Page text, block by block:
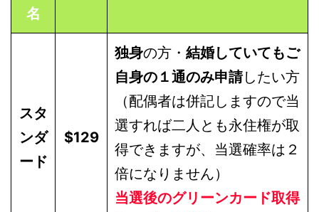
名
スタ
ンダ
ード
$129
独身の方・ 結婚していてもご
自身の１通のみ申請したい方
（配偶者は併記しますので当
選すれば二人とも永住権が取
得できますが、当選確率は２
倍になりません）
当選後のグリーンカード取得